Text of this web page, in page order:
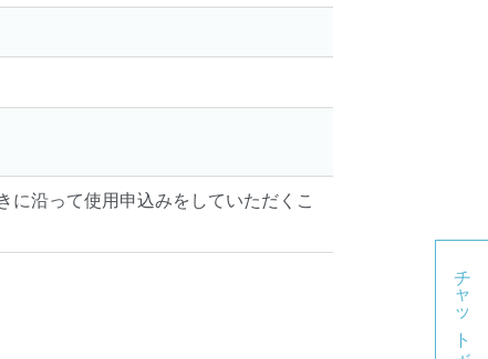
に沿って使用申込みをしていただくこ